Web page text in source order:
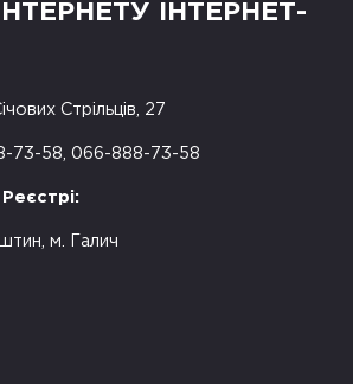
ІНТЕРНЕТ-
Стрільців, 27
73-58, 066-888-73-58
м. Галич